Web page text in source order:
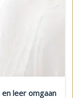
leer omgaan